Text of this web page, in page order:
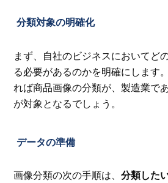
分類対象の明確化
まず、自社のビジネスにおいてど
る必要があるのかを明確にします
れば商品画像の分類が、製造業で
が対象となるでしょう。
データの準備
画像分類の次の手順は、分類した